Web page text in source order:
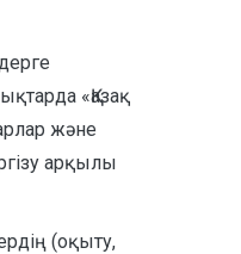
«Қазақ
және
арқылы
(оқыту,